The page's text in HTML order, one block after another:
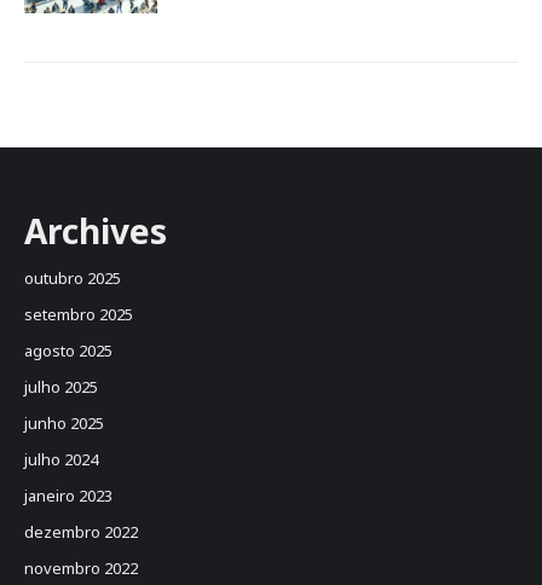
Archives
outubro 2025
setembro 2025
agosto 2025
julho 2025
junho 2025
julho 2024
janeiro 2023
dezembro 2022
novembro 2022